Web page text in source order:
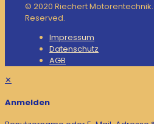
© 2020 Riechert Motorentechnik.
Reserved.
Impressum
Datenschutz
AGB
✕
Anmelden